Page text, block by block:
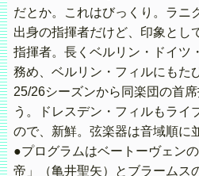
だとか。これはびっくり。ラニ
出身の指揮者だけど、印象とし
指揮者。長くベルリン・ドイツ
務め、ベルリン・フィルにもた
25/26シーズンから同楽団の首
う。ドレスデン・フィルもライ
ので、新鮮。弦楽器は音域順に
●プログラムはベートーヴェン
帝」（亀井聖矢）とブラームス